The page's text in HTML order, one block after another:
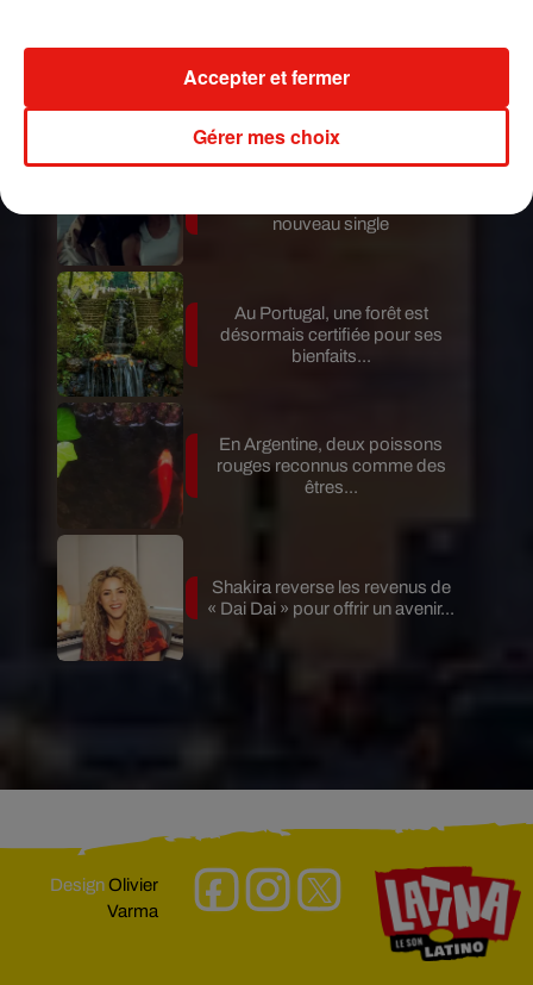
Fuego entre en éruption
nouveau single
Au Portugal, une forêt est
désormais certifiée pour ses
bienfaits...
En Argentine, deux poissons
rouges reconnus comme des
êtres...
Shakira reverse les revenus de
« Dai Dai » pour offrir un avenir...
DesignOlivier
Varma
Gérer mes choix
Accepter et fermer